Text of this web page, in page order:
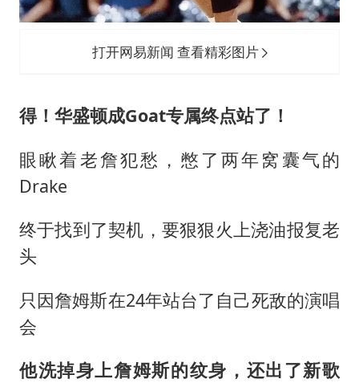
打开网易新闻 查看精彩图片
得！华盛顿成Goat专属终点站了！
眼瞅着老詹犯愁，憋了两年窝囊气的
Drake
终于找到了契机，要狠狠火上浇油报复老
头
只因詹姆斯在24年站台了自己死敌的演唱
会
他洗掉身上詹姆斯的纹身，还出了新歌